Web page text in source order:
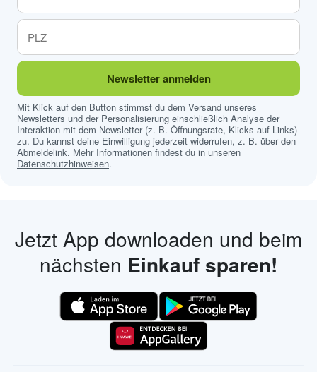
Newsletter anmelden
Mit Klick auf den Button stimmst du dem Versand unseres
Newsletters und der Personalisierung einschließlich Analyse der
Interaktion mit dem Newsletter (z. B. Öffnungsrate, Klicks auf Links)
zu. Du kannst deine Einwilligung jederzeit widerrufen, z. B. über den
Abmeldelink. Mehr Informationen findest du in unseren
Datenschutzhinweisen.
Jetzt App downloaden und beim
nächsten Einkauf sparen!